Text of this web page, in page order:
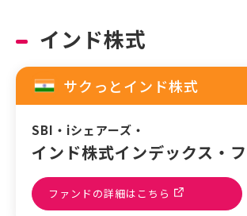
インド株式
サクっとインド株式
SBI・iシェアーズ・
インド株式インデックス・
ファンドの詳細はこちら